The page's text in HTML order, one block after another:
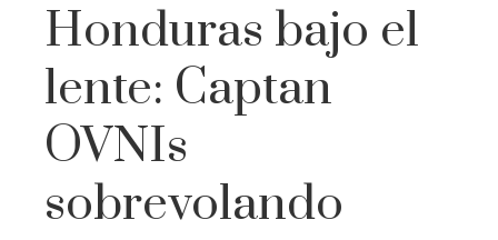
Honduras bajo el
lente: Captan
OVNIs
sobrevolando